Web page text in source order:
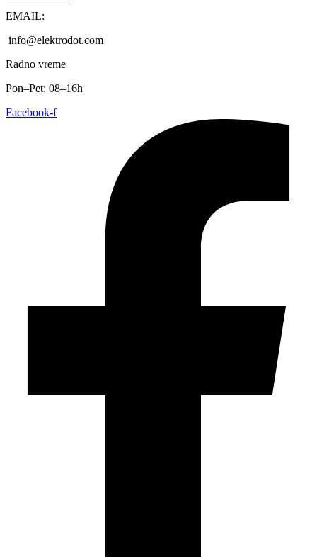
EMAIL:
info@elektrodot.com
Radno vreme
Pon–Pet: 08–16h
Facebook-f